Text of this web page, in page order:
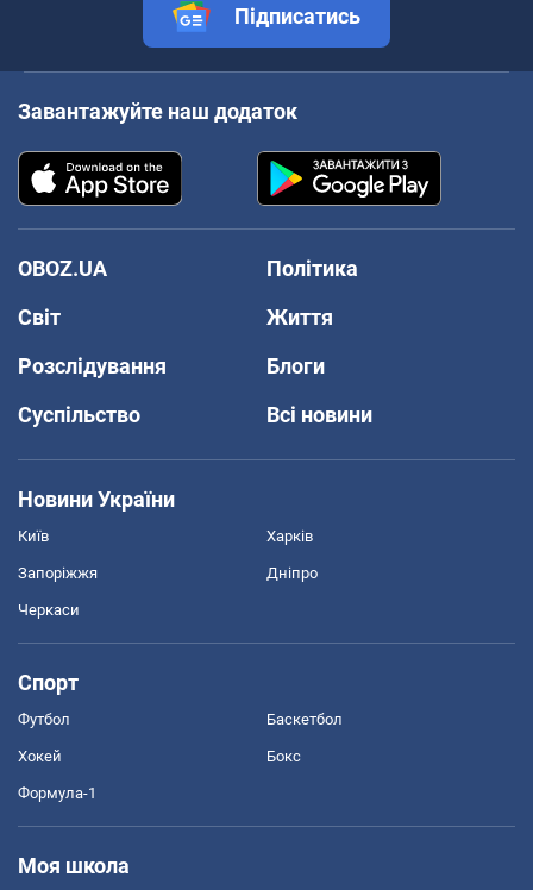
Підписатись
Завантажуйте наш додаток
OBOZ.UA
Політика
Світ
Життя
Розслідування
Блоги
Суспільство
Всі новини
Новини України
Київ Харків
Запоріжжя Дніпро
Черкаси
Спорт
Футбол Баскетбол
Хокей Бокс
Формула-1
Моя школа